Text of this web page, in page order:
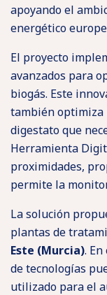
apoyando el
energético
El proyecto
avanzados para
biogás. Este
también optimiza
digestato que
Herramienta
proximidades,
permite la
La solución
plantas de
Este (Murcia).
de tecnologías
utilizado para el